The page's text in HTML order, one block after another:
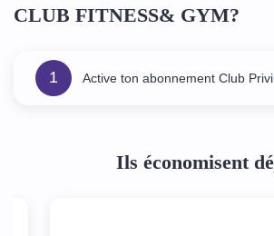
CLUB FITNESS& GYM?
1 Active ton abonnement Club
Ils économisent